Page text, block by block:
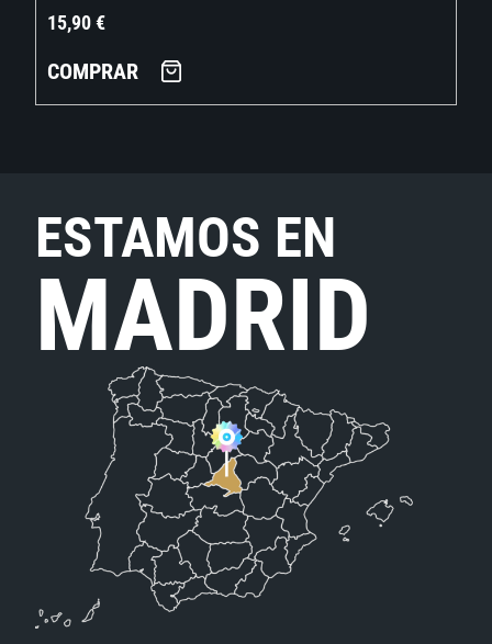
15,90€
COMPRAR
ESTAMOS EN
MADRID